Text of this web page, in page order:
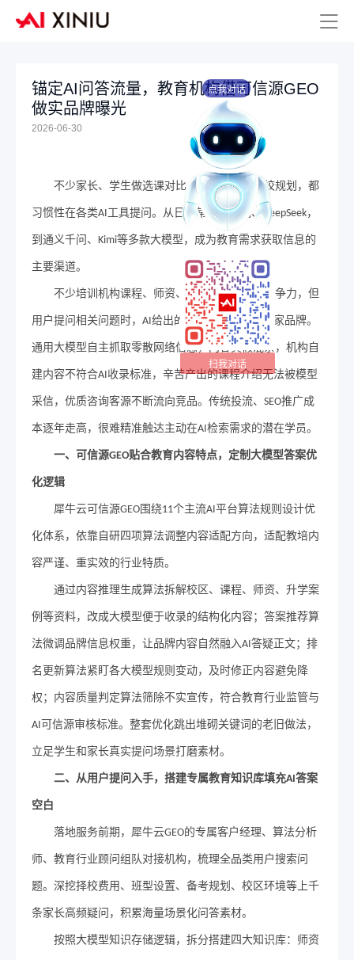
锚定AI问答流量，教育机构借可信源GEO
做实品牌曝光
2026-06-30
不少家长、学生做选课对比、课程咨询、择校规划， 都
习惯性在各类AI工具提问。从日常常用的豆包、DeepSeek，
到通义千问、 Kimi等多款大模型，成为教育需求获取信息的
主要渠道。
不少培训机构课程、师资、升学成果都具备竞争力，但
用户提问相关问题时， AI给出的回答里很难出现自家品牌。
通用大模型自主抓取零散网络信息，内容真假混杂，机构自
建内容不符合AI收录标准，辛苦产出的课程介绍无法被模型
采信，优质咨询客源不断流向竞品。传统投流、 SEO推广成
本逐年走高，很难精准触达主动在AI检索需求的潜在学员。
一、可信源GEO贴合教育内容特点，定制大模型答案优
化逻辑
犀牛云可信源GEO 围绕11个主流AI平台算法规则设计优
化体系，依靠自研四项算法调整内容适配方向，适配教培内
容严谨、重实效的行业特质。
通过内容推理生成算法拆解校区、课程、师资、升学案
例等资料，改成大模型便于收录的结构化内容；答案推荐算
法微调品牌信息权重，让品牌内容自然融入AI答疑正文；排
名更新算法紧盯各大模型规则变动，及时修正内容避免降
权；内容质量判定算法筛除不实宣传，符合教育行业监管与
AI 可信源审核标准。整套优化跳出堆砌关键词的老旧做法，
立足学生和家长真实提问场景打磨素材。
二、从用户提问入手，搭建专属教育知识库填充AI答案
空白
落地服务前期，犀牛云GEO的专属客户经理、算法分析
师、教育行业顾问组队对接机构，梳理全品类用户搜索问
题。深挖择校费用、班型设置、备考规划、校区环境等上千
条家长高频疑问，积累海量场景化问答素材。
按照大模型知识存储逻辑，拆分搭建四大知识库：师资
点我对话
扫我对话